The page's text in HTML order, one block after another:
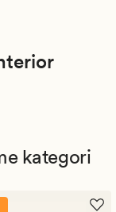
kategori